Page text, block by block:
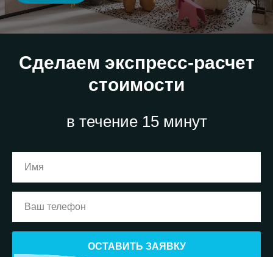
Сделаем экспресс-расчет
стоимости
в течение 15 минут
ОСТАВИТЬ ЗАЯВКУ